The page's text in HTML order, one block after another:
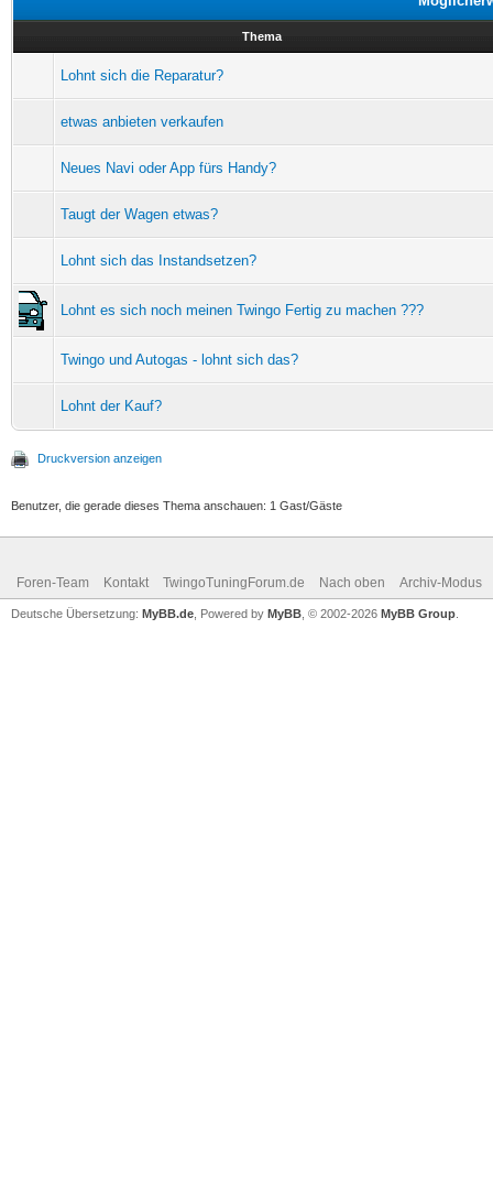
Thema
Lohnt sich die Reparatur?
etwas anbieten verkaufen
Neues Navi oder App fürs Handy?
Taugt der Wagen etwas?
Lohnt sich das Instandsetzen?
Lohnt es sich noch meinen Twingo Fertig zu machen ???
Twingo und Autogas - lohnt sich das?
Lohnt der Kauf?
Druckversion anzeigen
Benutzer, die gerade dieses Thema anschauen: 1 Gast/Gäste
Foren-Team Kontakt TwingoTuningForum.de Nach oben Archiv-Modus
Deutsche Übersetzung: MyBB.de , Powered by MyBB , © 2002-2026 MyBB Group